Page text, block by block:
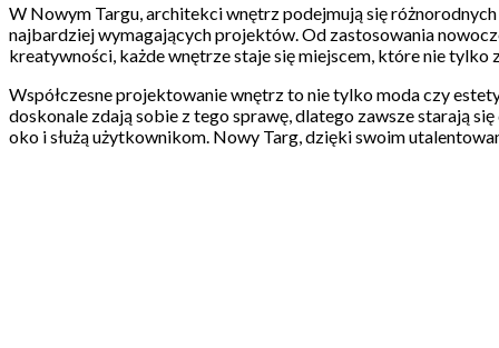
W Nowym Targu, architekci wnętrz podejmują się
najbardziej wymagających projektów. Od zastosowania
kreatywności, każde wnętrze staje się miejscem, które nie
Współczesne projektowanie wnętrz to nie tylko moda czy
doskonale zdają sobie z tego sprawę, dlatego zawsze starają
oko i służą użytkownikom. Nowy Targ, dzięki swoim